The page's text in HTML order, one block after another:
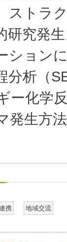
ストラ
研究発
ション
分析（
ー化学
発生方
携 地域交流